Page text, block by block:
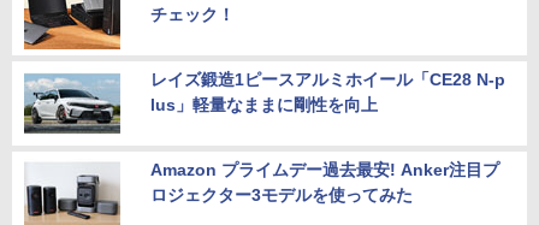
チェック！
レイズ鍛造1ピースアルミホイール「CE28 N-p
lus」軽量なままに剛性を向上
Amazon プライムデー過去最安! Anker注目プ
ロジェクター3モデルを使ってみた